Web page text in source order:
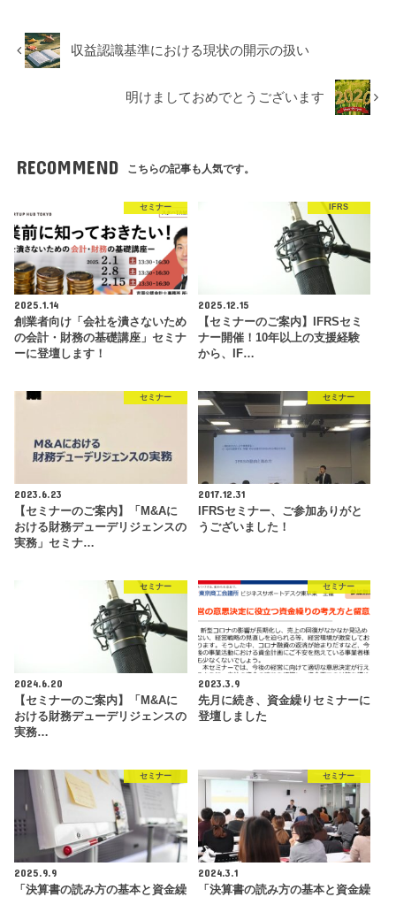
収益認識基準における現状の開示の扱い
明けましておめでとうございます
RECOMMEND こちらの記事も人気です。
セミナー
2025.1.14
創業者向け「会社を潰さないため
の会計・財務の基礎講座」セミナ
ーに登壇します！
IFRS
2025.12.15
【セミナーのご案内】IFRSセミ
ナー開催！10年以上の支援経験
から、IF…
セミナー
2023.6.23
【セミナーのご案内】「M&Aに
おける財務デューデリジェンスの
実務」セミナ…
セミナー
2017.12.31
IFRSセミナー、ご参加ありがと
うございました！
セミナー
2024.6.20
【セミナーのご案内】「M&Aに
おける財務デューデリジェンスの
実務…
セミナー
2023.3.9
先月に続き、資金繰りセミナーに
登壇しました
セミナー
2025.9.9
「決算書の読み方の基本と資金繰
セミナー
2024.3.1
「決算書の読み方の基本と資金繰